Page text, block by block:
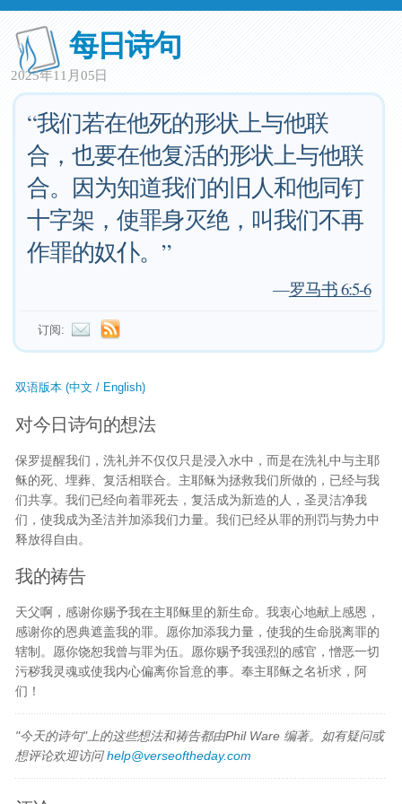
每日诗句
2025年11月05日
“我们若在他死的形状上与他联
合，也要在他复活的形状上与他联
合。因为知道我们的旧人和他同钉
十字架，使罪身灭绝，叫我们不再
作罪的奴仆。”
—罗马书 6:5-6
订阅:
双语版本 (中文 / English)
对今日诗句的想法
保罗提醒我们，洗礼并不仅仅只是浸入水中，而是在洗礼中与主耶
稣的死、埋葬、复活相联合。主耶稣为拯救我们所做的，已经与我
们共享。我们已经向着罪死去，复活成为新造的人，圣灵洁净我
们，使我成为圣洁并加添我们力量。我们已经从罪的刑罚与势力中
释放得自由。
我的祷告
天父啊，感谢你赐予我在主耶稣里的新生命。我衷心地献上感恩，
感谢你的恩典遮盖我的罪。愿你加添我力量，使我的生命脱离罪的
辖制。愿你饶恕我曾与罪为伍。愿你赐予我强烈的感官，憎恶一切
污秽我灵魂或使我内心偏离你旨意的事。奉主耶稣之名祈求，阿
们！
"今天的诗句"上的这些想法和祷告都由Phil Ware 编著。如有疑问或
想评论欢迎访问help@verseoftheday.com